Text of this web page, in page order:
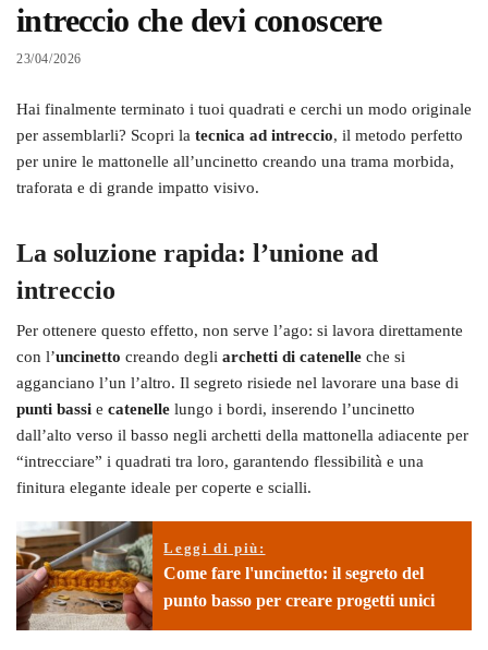
intreccio che devi conoscere
23/04/2026
Hai finalmente terminato i tuoi quadrati e cerchi un modo originale
per assemblarli? Scopri la tecnica ad intreccio, il metodo perfetto
per unire le mattonelle all’uncinetto creando una trama morbida,
traforata e di grande impatto visivo.
La soluzione rapida: l’unione ad
intreccio
Per ottenere questo effetto, non serve l’ago: si lavora direttamente
con l’uncinetto creando degli archetti di catenelle che si
agganciano l’un l’altro. Il segreto risiede nel lavorare una base di
punti bassi e catenelle lungo i bordi, inserendo l’uncinetto
dall’alto verso il basso negli archetti della mattonella adiacente per
“intrecciare” i quadrati tra loro, garantendo flessibilità e una
finitura elegante ideale per coperte e scialli.
Leggi di più:
Come fare l'uncinetto: il segreto del
punto basso per creare progetti unici